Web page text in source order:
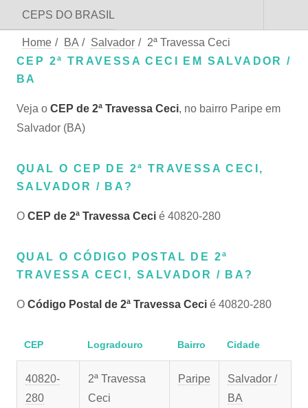
CEPS DO BRASIL
Home / BA / Salvador / 2ª Travessa Ceci
CEP 2ª TRAVESSA CECI EM SALVADOR /
BA
Veja o CEP de 2ª Travessa Ceci, no bairro Paripe em
Salvador (BA)
QUAL O CEP DE 2ª TRAVESSA CECI,
SALVADOR / BA?
O CEP de 2ª Travessa Ceci é 40820-280
QUAL O CÓDIGO POSTAL DE 2ª
TRAVESSA CECI, SALVADOR / BA?
O Código Postal de 2ª Travessa Ceci é 40820-280
CEP Logradouro Bairro Cidade
40820-
280
2ª Travessa
Ceci
Paripe
Salvador /
BA